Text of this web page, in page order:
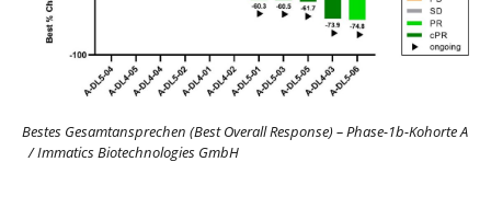
Bestes Gesamtansprechen (Best Overall Response) – Phase-1b-Kohorte A
/Immatics Biotechnologies GmbH